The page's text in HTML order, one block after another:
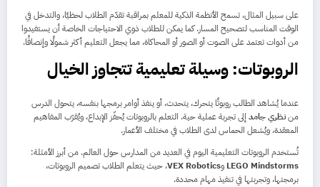
على سبيل المثال، تسمح الأنظمة الذكية للمعلم بمراقبة تقدّم الطلاب لحظيًا، والتدخل في
الوقت المناسب لتصحيح المسار. كما يمكن للطلاب ذوي الاحتياجات الخاصة أن يستفيدوا
من أدوات تعتمد على الصوت أو الصور أو المحاكاة، مما يجعل التعليم أكثر شمولًا وإنصافًا.
الروبوتات: وسيلة تعليمية تتجاوز الخيال
عندما يُشاهد الطالب روبوتًا يتحرك، يتحدث، أو ينفذ أوامر برمجها بنفسه، يتحول الدرس
مننظري جامد إلى تجربة عملية حية. التعلم بالروبوتات يُحفّز الإبداع، ويُقرّب المفاهيم
المعقدة، ويُشعل الحماس لدى الطلاب في مختلف الأعمار.
تُستخدم الروبوتات التعليمية اليوم في العديد من المدارس حول العالم. من أبرز الأمثلة:
LEGO Mindstorms وVEX Robotics، حيث يتعلم الطلاب تصميم الروبوتات،
برمجتها، وتجربتها في تنفيذ مهام محددة.